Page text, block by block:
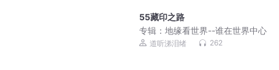
55藏印之路
专辑： 地缘看世界--谁在世界中心
道听涕泪绪 262